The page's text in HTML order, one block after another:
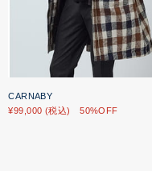
CARNABY
¥99,000 (税込) 50%OFF